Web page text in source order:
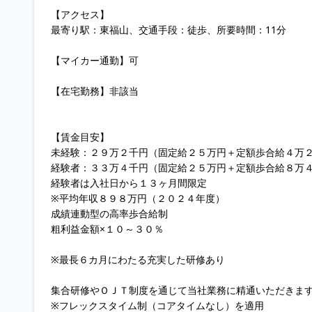
【アクセス】
最寄り駅：東福山、交通手段：徒歩、所要時間：11分
【マイカー通勤】可
【在宅勤務】非該当
【賃金目安】
未経験：２９万２千円（固定給２５万円＋定額歩合給４万２
経験者：３３万４千円（固定給２５万円＋定額歩合給８万４
経験者は入社日から１３ヶ月間限定
※平均年収８９８万円（２０２４年度）
成績連動型の高率歩合給制
粗利益金額×１０～３０％
※最長６カ月にわたる充実した研修あり
集合研修やＯＪＴ制度を通じて当社業務に精通いただきます
※フレックスタイム制（コアタイムなし）を適用